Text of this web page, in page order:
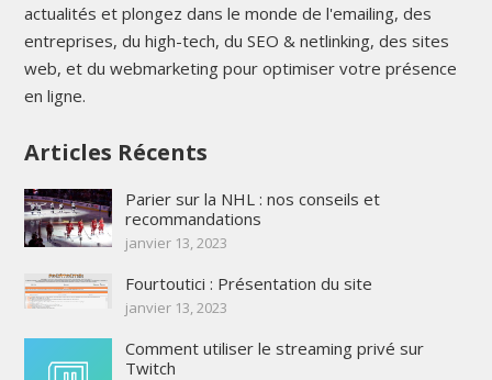
actualités et plongez dans le monde de l'emailing, des
entreprises, du high-tech, du SEO & netlinking, des sites
web, et du webmarketing pour optimiser votre présence
en ligne.
Articles Récents
Parier sur la NHL : nos conseils et
recommandations
janvier 13, 2023
Fourtoutici : Présentation du site
janvier 13, 2023
Comment utiliser le streaming privé sur
Twitch